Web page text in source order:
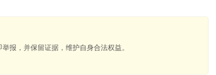
报，并保留证据，维护自身合法权益。